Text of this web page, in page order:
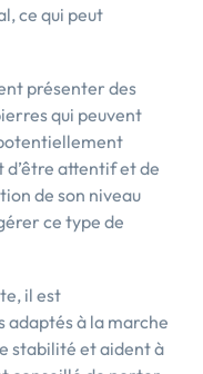
ce qui peut
présenter des
qui peuvent
attentif et de
de son niveau
ce type de
il est
adaptés à la marche
stabilité et aident à